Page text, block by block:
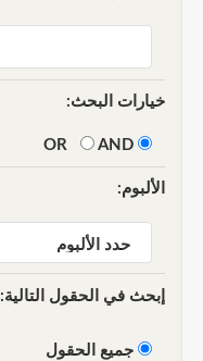
خيارات البحث:
AND
الألبوم:
إبحث في الحقول التالية:
جميع الحقول